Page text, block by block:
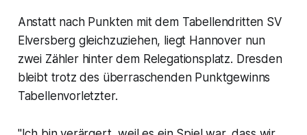
Anstatt nach Punkten mit dem Tabellendritten SV
Elversberg gleichzuziehen, liegt Hannover nun
zwei Zähler hinter dem Relegationsplatz. Dresden
bleibt trotz des überraschenden Punktgewinns
Tabellenvorletzter.